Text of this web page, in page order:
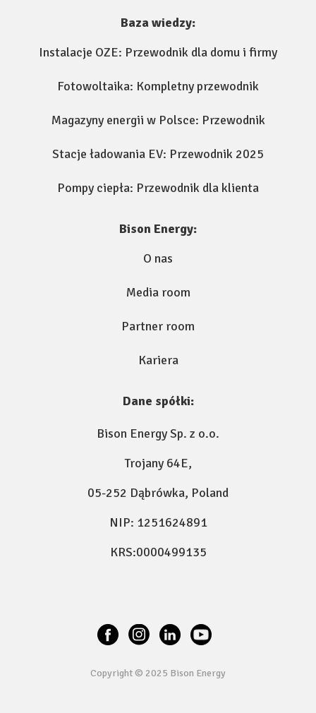
Baza wiedzy:
Instalacje OZE: Przewodnik dla domu i firmy
Fotowoltaika: Kompletny przewodnik
Magazyny energii w Polsce: Przewodnik
Stacje ładowania EV: Przewodnik 2025
Pompy ciepła: Przewodnik dla klienta
Bison Energy:
O nas
Media room
Partner room
Kariera
Dane spółki:
Bison Energy Sp. z o.o.
Trojany 64E,
05-252 Dąbrówka, Poland
NIP: 1251624891
KRS:0000499135
Copyright © 2025 Bison Energy